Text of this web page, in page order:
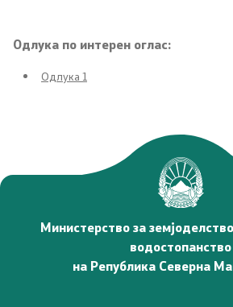
Новости
Завршени јавни огласи
Завршени конкурси
Одлука по интерен оглас:
Одлука 1
Министерство за
водостопанство
на Република Северна